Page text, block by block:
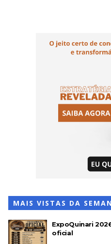
MAIS VISTAS DA
ExpoQuinari
oficial